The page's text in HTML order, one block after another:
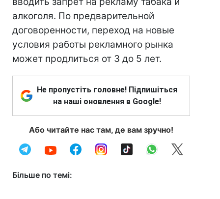
алкоголя. По предварительной
договоренности, переход на новые
условия работы рекламного рынка
может продлиться от 3 до 5 лет.
Не пропустіть головне! Підпишіться
на наші оновлення в Google!
Або читайте нас там, де вам зручно!
Більше по темі: